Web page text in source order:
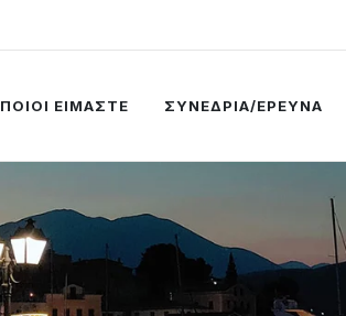
ΠΟΙΟΙ ΕΙΜΑΣΤΕ ΣΥΝΕΔΡΙΑ/ΕΡΕΥΝΑ